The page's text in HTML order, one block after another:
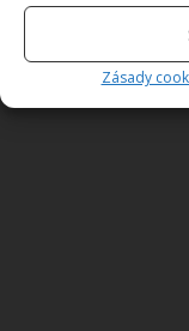
Zásady